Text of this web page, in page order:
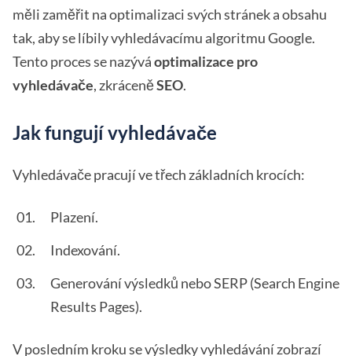
měli zaměřit na optimalizaci svých stránek a obsahu
tak, aby se líbily vyhledávacímu algoritmu Google.
Tento proces se nazýváoptimalizace pro
vyhledávače, zkráceněSEO.
Jak fungují vyhledávače
Vyhledávače pracují ve třech základních krocích:
Plazení.
Indexování.
Generování výsledků nebo SERP (Search Engine
Results Pages).
V posledním kroku se výsledky vyhledávání zobrazí